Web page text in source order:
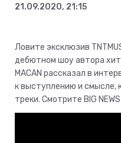
21.09.2020, 21:15
Ловите эксклюзив
дебютном шоу автора
MACAN рассказал в
к выступлению и смысле,
треки. Смотрите BIG NEWS